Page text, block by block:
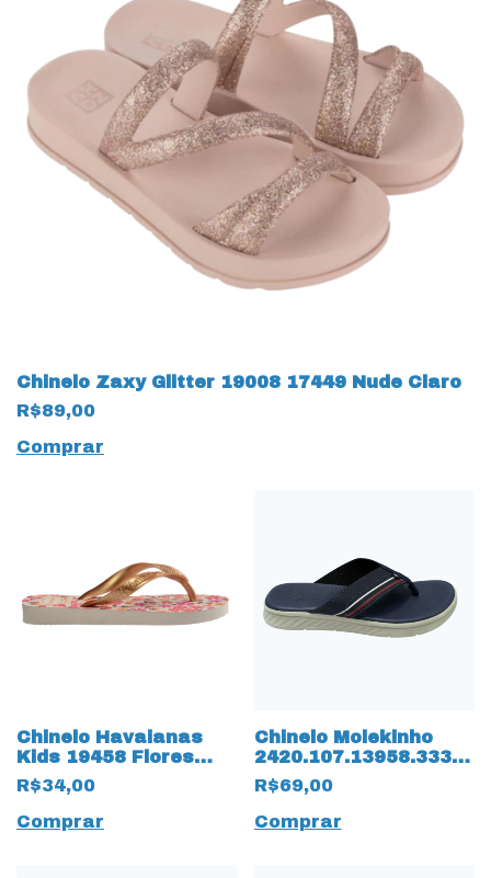
Chinelo Zaxy Glitter 19008 17449 Nude Claro
R$89,00
Comprar
Chinelo Havaianas
Kids 19458 Flores
Bege
R$34,00
Comprar
Chinelo Molekinho
2420.107.13958.33300
Napa Floter 15836
Marinho
R$69,00
Comprar